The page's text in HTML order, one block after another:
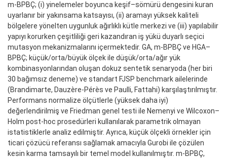
m-BPBÇ; (i) yinelemeler boyunca keşif–sömürü dengesini kuran
uyarlanır bir yakınsama katsayısı, (ii) aramayı yüksek kaliteli
bölgelere yönelten uygunluk ağırlıklı kütle merkezi ve (iii) yapılabilir
yapıyı korurken çeşitliliği geri kazandıran iş yükü duyarlı seçici
mutasyon mekanizmalarını içermektedir. GA, m-BPBÇ ve HGA–
BPBÇ; küçük/orta/büyük ölçek ile düşük/orta/ağır yük
kombinasyonlarından oluşan dokuz sentetik senaryoda (her biri
30 bağımsız deneme) ve standart FJSP benchmark ailelerinde
(Brandimarte, Dauzère-Pérès ve Paulli, Fattahi) karşılaştırılmıştır.
Performans normalize ölçütlerle (yüksek daha iyi)
değerlendirilmiş ve Friedman genel testi ile Nemenyi ve Wilcoxon–
Holm post-hoc prosedürleri kullanılarak parametrik olmayan
istatistiklerle analiz edilmiştir. Ayrıca, küçük ölçekli örnekler için
ticari çözücü referansı sağlamak amacıyla Gurobi ile çözülen
kesin karma tamsayılı bir temel model kullanılmıştır. m-BPBÇ,